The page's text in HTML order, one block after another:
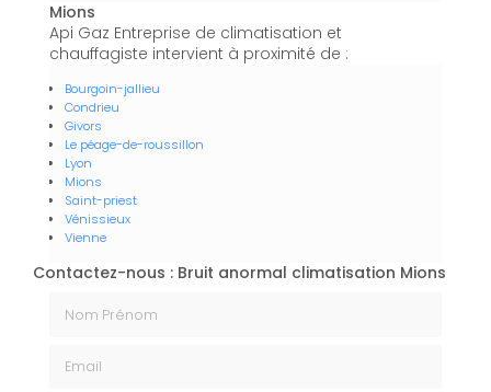
Mions
Api Gaz Entreprise de climatisation et
chauffagiste intervient à proximité de :
Bourgoin-jallieu
Condrieu
Givors
Le péage-de-roussillon
Lyon
Mions
Saint-priest
Vénissieux
Vienne
Contactez-nous : Bruit anormal climatisation Mions